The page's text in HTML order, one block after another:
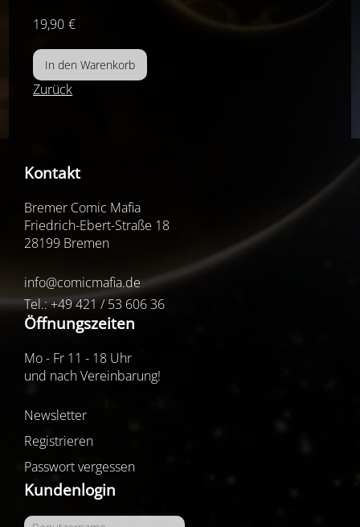
19,90 €
Zurück
Kontakt
Bremer Comic Mafia
Friedrich-Ebert-Straße 18
28199 Bremen
info@comicmafia.de
Tel.: +49 421 / 53 606 36
Öffnungszeiten
Mo - Fr 11 - 18 Uhr
und nach Vereinbarung!
Newsletter
Registrieren
Passwort vergessen
Kundenlogin